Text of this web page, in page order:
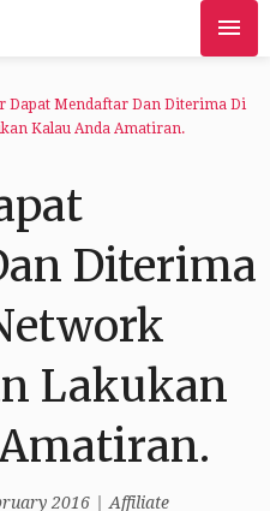
Dapat Mendaftar Dan Diterima Di
Kalau Anda Amatiran.
Diterima
Lakukan
2016
Affiliate